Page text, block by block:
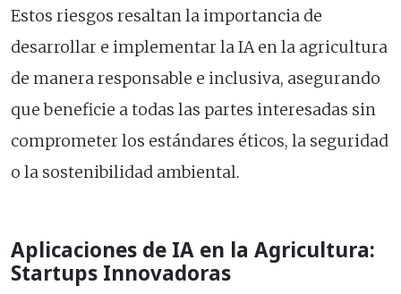
Estos riesgos resaltan la importancia de
desarrollar e implementar la IA en la agricultura
de manera responsable e inclusiva, asegurando
que beneficie a todas las partes interesadas sin
comprometer los estándares éticos, la seguridad
o la sostenibilidad ambiental.
Aplicaciones de IA en la Agricultura:
Startups Innovadoras